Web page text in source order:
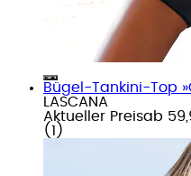
Bügel-Tankini-Top
LASCANA
Aktueller Preisab
( 1 )